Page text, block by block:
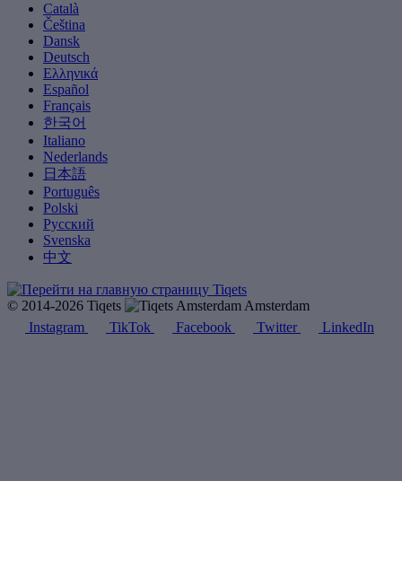
Català
Čeština
Dansk
Deutsch
Ελληνικά
Español
Français
한국어
Italiano
Nederlands
日本語
Português
Polski
Русский
Svenska
中文
© 2014-2026 Tiqets
Amsterdam
Instagram
TikTok Facebook Twitter LinkedIn